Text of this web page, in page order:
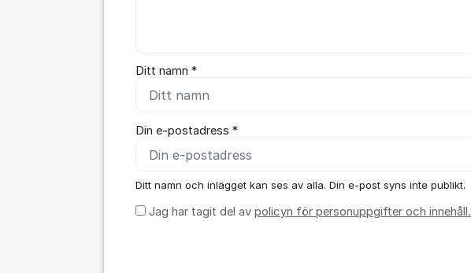
Ditt namn *
Din e-postadress *
Ditt namn och inlägget kan ses av alla. Din e-post syns inte publikt.
Jag har tagit del av policyn för personuppgifter och innehåll.